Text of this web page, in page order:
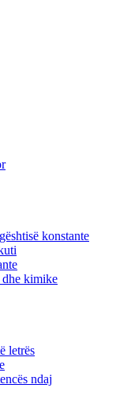
konstante
kimike
letrës
ndaj